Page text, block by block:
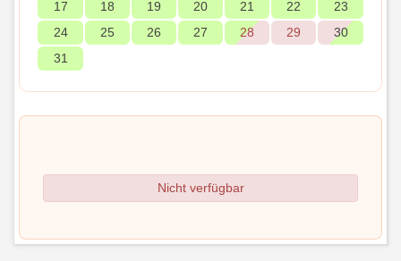
17
18 19 20 21 22
23
24
25 26 27 28 29
30
31
Nicht verfügbar